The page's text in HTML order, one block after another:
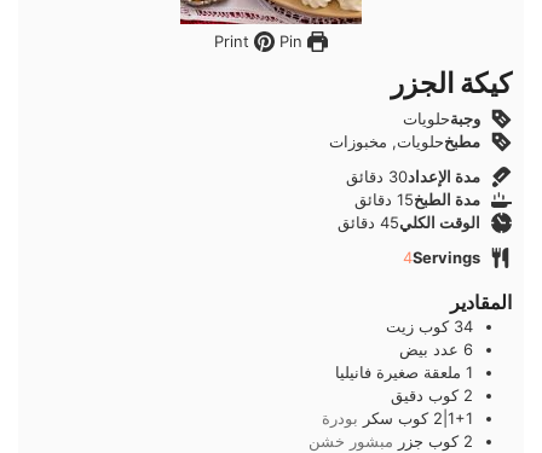
Pin
كيكة الجزر
وجبةحلويات
مطبخحلويات, مخبوزات
مدة الإعداد30 دقائق
دقائق
مدة الطبخ15دقائق
دقائق
الوقت الكلي45دقائق
دقائق
Servings
4
المقادير
34 كوب زيت
6 عدد بيض
1 ملعقة صغيرة فانيليا
2 كوب دقيق
1+1|2
كوب سكر بودرة
2 كوب جزر مبشور خشن